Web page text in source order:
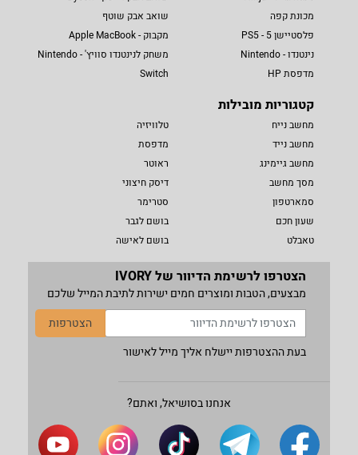
מכונת קפה
פלסטיישן 5 - PS5
נינטנדו - Nintendo
מדפסת HP
שואב אבק שוטף
מקבוק - Apple MacBook
משחק לנינטנדו סוויץ' - Nintendo
Switch
קטגוריות מובילות
מחשב נייח
מחשב נייד
מחשב גיימינג
מסך מחשב
סמארטפון
שעון חכם
טאבלט
טלוויזיה
מדפסת
ראוטר
דיסק חיצוני
סטרימר
בושם לגבר
בושם לאישה
הצטרפו לרשימת הדיוור של IVORY
מבצעים, הטבות ומוצרים חמים ישירות לתיבת המייל שלכם
הצטרפות
בעת ההצטרפות יישלח אליך מייל לאישור
אנחנו בסושיאל, ואתם?